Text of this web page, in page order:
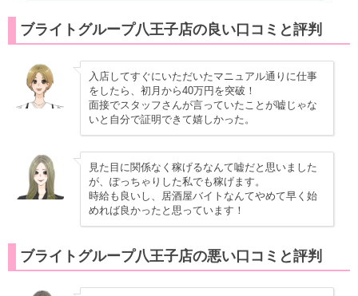
ブライトグループ八王子店の良い口コミと評判
入店してすぐにいただいたマニュアル通りに仕事
をしたら、初月から40万円を突破！
面接でスタッフさんが言っていたことが嘘じゃな
いと自分で証明できて嬉しかった。
見た目に関係なく稼げるなんて嘘だと思いました
が、ぽっちゃりした私でも稼げます。
時給も良いし、居酒屋バイトなんてやめて早く始
めれば良かったと思っています！
ブライトグループ八王子店の悪い口コミと評判